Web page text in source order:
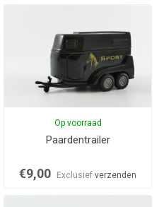
Op voorraad
Paardentrailer
€9,00 Exclusiefverzenden